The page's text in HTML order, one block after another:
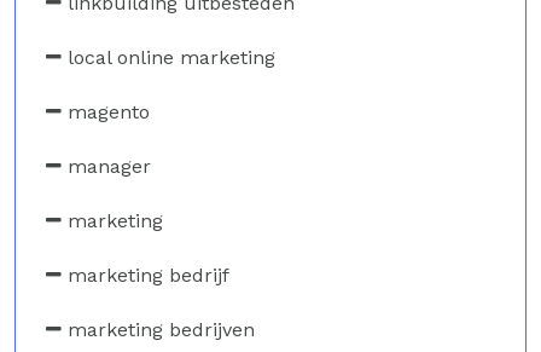
local online marketing
magento
manager
marketing
marketing bedrijf
marketing bedrijven